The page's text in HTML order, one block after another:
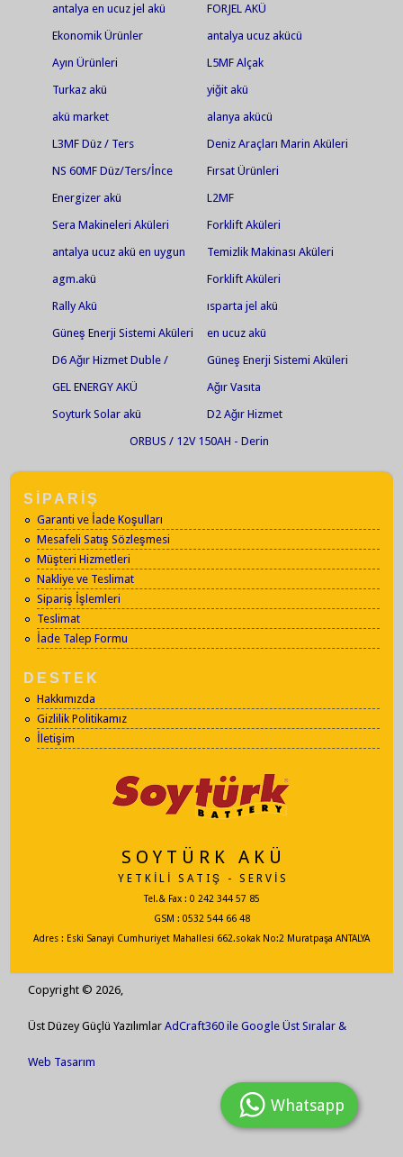
akü.serik akü.alanya akü
antalya en ucuz jel akü
FORJEL AKÜ
Ekonomik Ürünler
antalya ucuz akücü
Ayın Ürünleri
L5MF Alçak
Turkaz akü
yiğit akü
akü market
alanya akücü
L3MF Düz / Ters
Deniz Araçları Marin Aküleri
NS 60MF Düz/Ters/İnce
Fırsat Ürünleri
Energizer akü
L2MF
Sera Makineleri Aküleri
Forklift Aküleri
antalya ucuz akü en uygun
Temizlik Makinası Aküleri
agm.akü
Forklift Aküleri
Rally Akü
ısparta jel akü
Güneş Enerji Sistemi Aküleri
en ucuz akü
D6 Ağır Hizmet Duble /
Güneş Enerji Sistemi Aküleri
GEL ENERGY AKÜ
Ağır Vasıta
Soyturk Solar akü
D2 Ağır Hizmet
ORBUS / 12V 150AH - Derin
SİPARİŞ
Garanti ve İade Koşulları
Mesafeli Satış Sözleşmesi
Müşteri Hizmetleri
Nakliye ve Teslimat
Sipariş İşlemleri
Teslimat
İade Talep Formu
DESTEK
Hakkımızda
Gizlilik Politikamız
İletişim
S O Y T Ü R K A K Ü
Y E T K İ L İ S A T I Ş - S E R V İ S
Tel.& Fax : 0 242 344 57 85
GSM : 0532 544 66 48
Adres : Eski Sanayi Cumhuriyet Mahallesi 662.sokak No:2 Muratpaşa ANTALYA
Copyright © 2026,
Üst Düzey Güçlü YazılımlarAdCraft360 ile Google Üst Sıralar &
Web Tasarım
Whatsapp